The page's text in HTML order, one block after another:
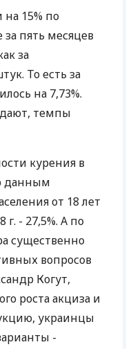
на 15% по
пять месяцев
за
То есть за
на 7,73%.
темпы
курения в
данным
от 18 лет
г. - 27,5%. А по
существенно
вопросов
Когут,
роста акциза и
украинцы
-